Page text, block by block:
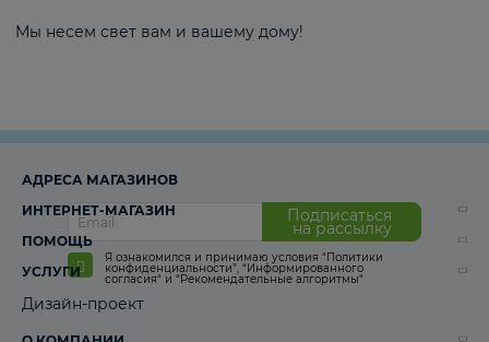
Мы несем свет вам и вашему дому!
Подписаться
на рассылку
Я ознакомился и принимаю условия “Политики
конфиденциальности”, “Информированного
согласия“ и “Рекомендательные алгоритмы“
АДРЕСА МАГАЗИНОВ
ИНТЕРНЕТ-МАГАЗИН
ПОМОЩЬ
УСЛУГИ
Дизайн-проект